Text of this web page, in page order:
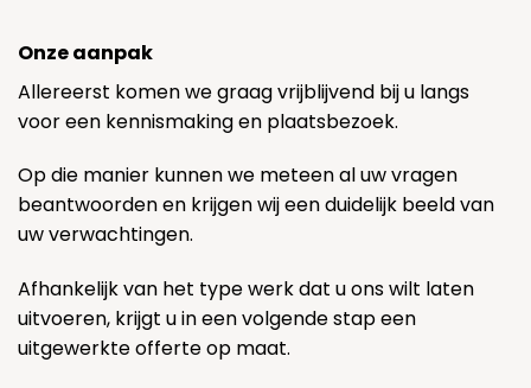
Onze aanpak
Allereerst komen we graag vrijblijvend bij u langs
voor een kennismaking en plaatsbezoek.
Op die manier kunnen we meteen al uw vragen
beantwoorden en krijgen wij een duidelijk beeld van
uw verwachtingen.
Afhankelijk van het type werk dat u ons wilt laten
uitvoeren, krijgt u in een volgende stap een
uitgewerkte offerte op maat.